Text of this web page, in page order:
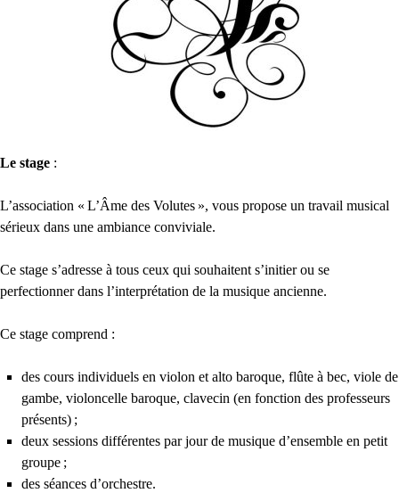
Le stage :
L’association « L’Âme des Volutes », vous propose un travail musical
sérieux dans une ambiance conviviale.
Ce stage s’adresse à tous ceux qui souhaitent s’initier ou se
perfectionner dans l’interprétation de la musique ancienne.
Ce stage comprend :
des cours individuels en violon et alto baroque, flûte à bec, viole de
gambe, violoncelle baroque, clavecin (en fonction des professeurs
présents) ;
deux sessions différentes par jour de musique d’ensemble en petit
groupe ;
des séances d’orchestre.